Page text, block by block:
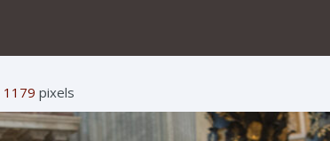
1179 pixels